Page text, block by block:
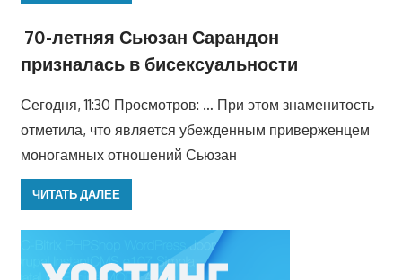
70-летняя Сьюзан Сарандон
призналась в бисексуальности
Сегодня, 11:30 Просмотров: … При этом знаменитость
отметила, что является убежденным приверженцем
моногамных отношений Сьюзан
ЧИТАТЬ ДАЛЕЕ